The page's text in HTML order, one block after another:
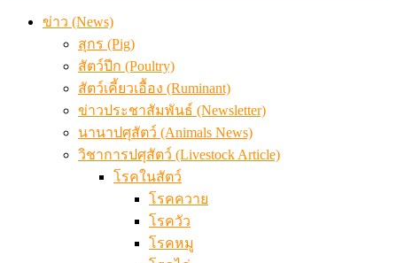
ข่าว (News)
สุกร (Pig)
สัตว์ปีก (Poultry)
สัตว์เคี้ยวเอื้อง (Ruminant)
ข่าวประชาสัมพันธ์ (Newsletter)
นานาปศุสัตว์ (Animals News)
วิชาการปศุสัตว์ (Livestock Article)
โรคในสัตว์
โรคควาย
โรควัว
โรคหมู